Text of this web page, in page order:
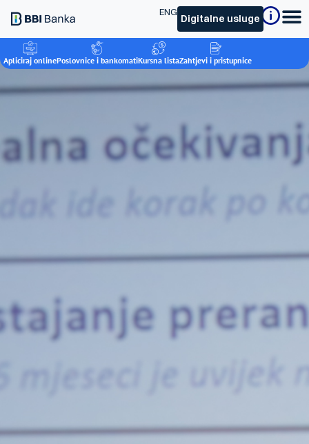
Digitalne usluge
ENG
Apliciraj onlinePoslovnice i bankomatiKursna listaZahtjevi i pristupnice